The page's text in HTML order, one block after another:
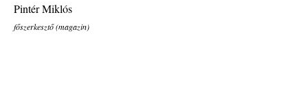
Pintér Miklós
főszerkesztő (magazin)